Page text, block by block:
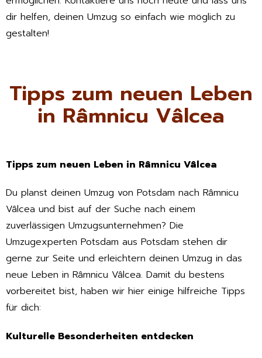
dir helfen, deinen Umzug so einfach wie möglich zu
gestalten!
Tipps zum neuen Leben
in Râmnicu Vâlcea
Tipps zum neuen Leben in Râmnicu Vâlcea
Du planst deinen Umzug von Potsdam nach Râmnicu
Vâlcea und bist auf der Suche nach einem
zuverlässigen Umzugsunternehmen? Die
Umzugexperten Potsdam aus Potsdam stehen dir
gerne zur Seite und erleichtern deinen Umzug in das
neue Leben in Râmnicu Vâlcea. Damit du bestens
vorbereitet bist, haben wir hier einige hilfreiche Tipps
für dich:
Kulturelle Besonderheiten entdecken